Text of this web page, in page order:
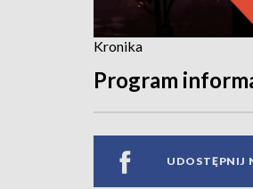
Kronika
Program
UDOSTĘPNIJ